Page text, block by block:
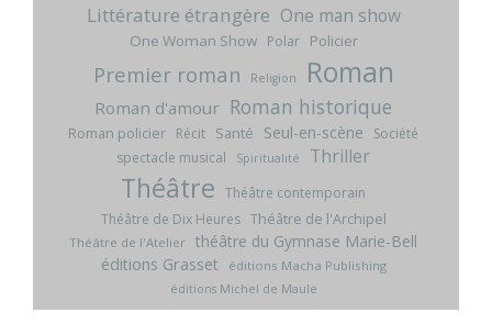
Littérature étrangère One man show
One Woman Show Polar Policier
Premier roman Religion Roman
Roman d'amour Roman historique
Roman policier Récit Santé Seul-en-scène
Société
spectacle musical
Spiritualité Thriller
Théâtre Théâtre contemporain
Théâtre de Dix Heures Théâtre de l'Archipel
Théâtre de l'Atelier théâtre du Gymnase Marie-Bell
éditions Grasset
éditions Macha Publishing
éditions Michel de Maule